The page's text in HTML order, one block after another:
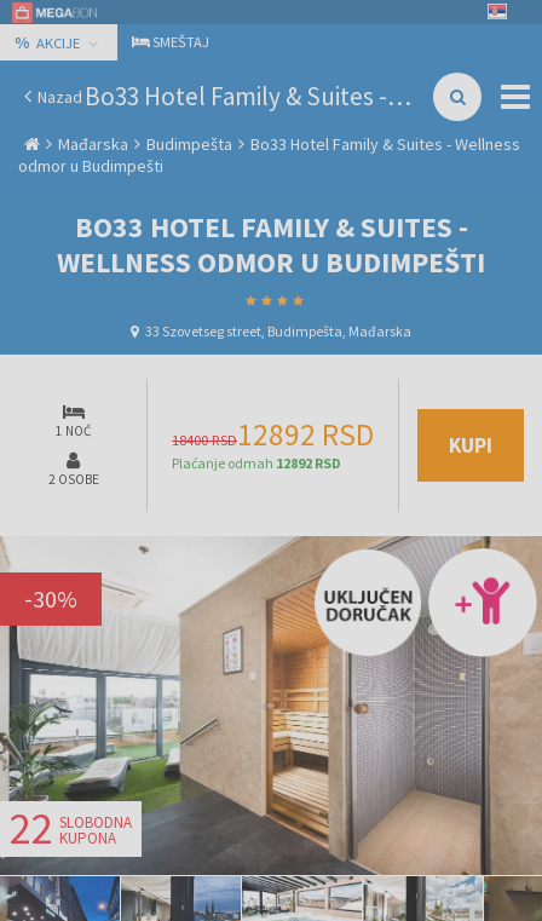
% AKCIJE SMEŠTAJ
Nazad Bo33 Hotel Family & Suites - Wellness odmor u Budimpešti
Mađarska Budimpešta
Bo33 Hotel Family & Suites - Wellness
odmor u Budimpešti
BO33 HOTEL FAMILY & SUITES -
WELLNESS ODMOR U BUDIMPEŠTI
33 Szovetseg street, Budimpešta, Mađarska
1 NOĆ
2 OSOBE
18400 RSD12892 RSD
Plaćanje odmah 12892 RSD
KUPI
-30%
22 SLOBODNA
KUPONA